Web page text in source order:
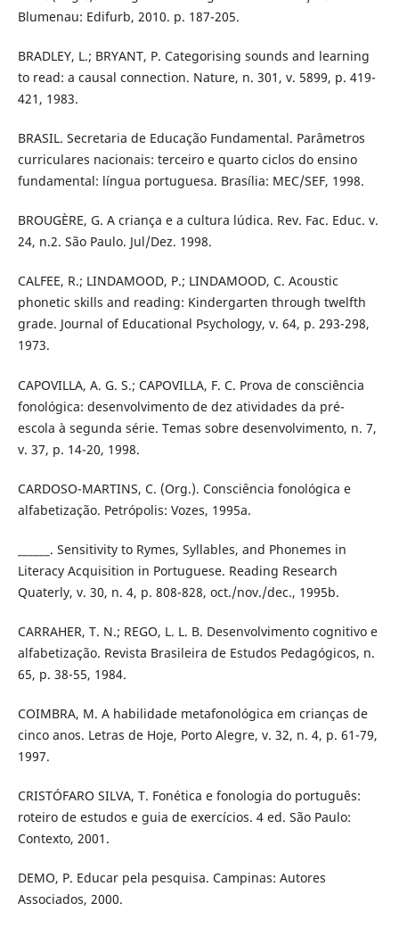
Blumenau: Edifurb, 2010. p. 187-205.
BRADLEY, L.; BRYANT, P. Categorising sounds and learning
to read: a causal connection. Nature, n. 301, v. 5899, p. 419-
421, 1983.
BRASIL. Secretaria de Educação Fundamental. Parâmetros
curriculares nacionais: terceiro e quarto ciclos do ensino
fundamental: língua portuguesa. Brasília: MEC/SEF, 1998.
BROUGÈRE, G. A criança e a cultura lúdica. Rev. Fac. Educ. v.
24, n.2. São Paulo. Jul/Dez. 1998.
CALFEE, R.; LINDAMOOD, P.; LINDAMOOD, C. Acoustic
phonetic skills and reading: Kindergarten through twelfth
grade. Journal of Educational Psychology, v. 64, p. 293-298,
1973.
CAPOVILLA, A. G. S.; CAPOVILLA, F. C. Prova de consciência
fonológica: desenvolvimento de dez atividades da pré-
escola à segunda série. Temas sobre desenvolvimento, n. 7,
v. 37, p. 14-20, 1998.
CARDOSO-MARTINS, C. (Org.). Consciência fonológica e
alfabetização. Petrópolis: Vozes, 1995a.
______. Sensitivity to Rymes, Syllables, and Phonemes in
Literacy Acquisition in Portuguese. Reading Research
Quaterly, v. 30, n. 4, p. 808-828, oct./nov./dec., 1995b.
CARRAHER, T. N.; REGO, L. L. B. Desenvolvimento cognitivo e
alfabetização. Revista Brasileira de Estudos Pedagógicos, n.
65, p. 38-55, 1984.
COIMBRA, M. A habilidade metafonológica em crianças de
cinco anos. Letras de Hoje, Porto Alegre, v. 32, n. 4, p. 61-79,
1997.
CRISTÓFARO SILVA, T. Fonética e fonologia do português:
roteiro de estudos e guia de exercícios. 4 ed. São Paulo:
Contexto, 2001.
DEMO, P. Educar pela pesquisa. Campinas: Autores
Associados, 2000.